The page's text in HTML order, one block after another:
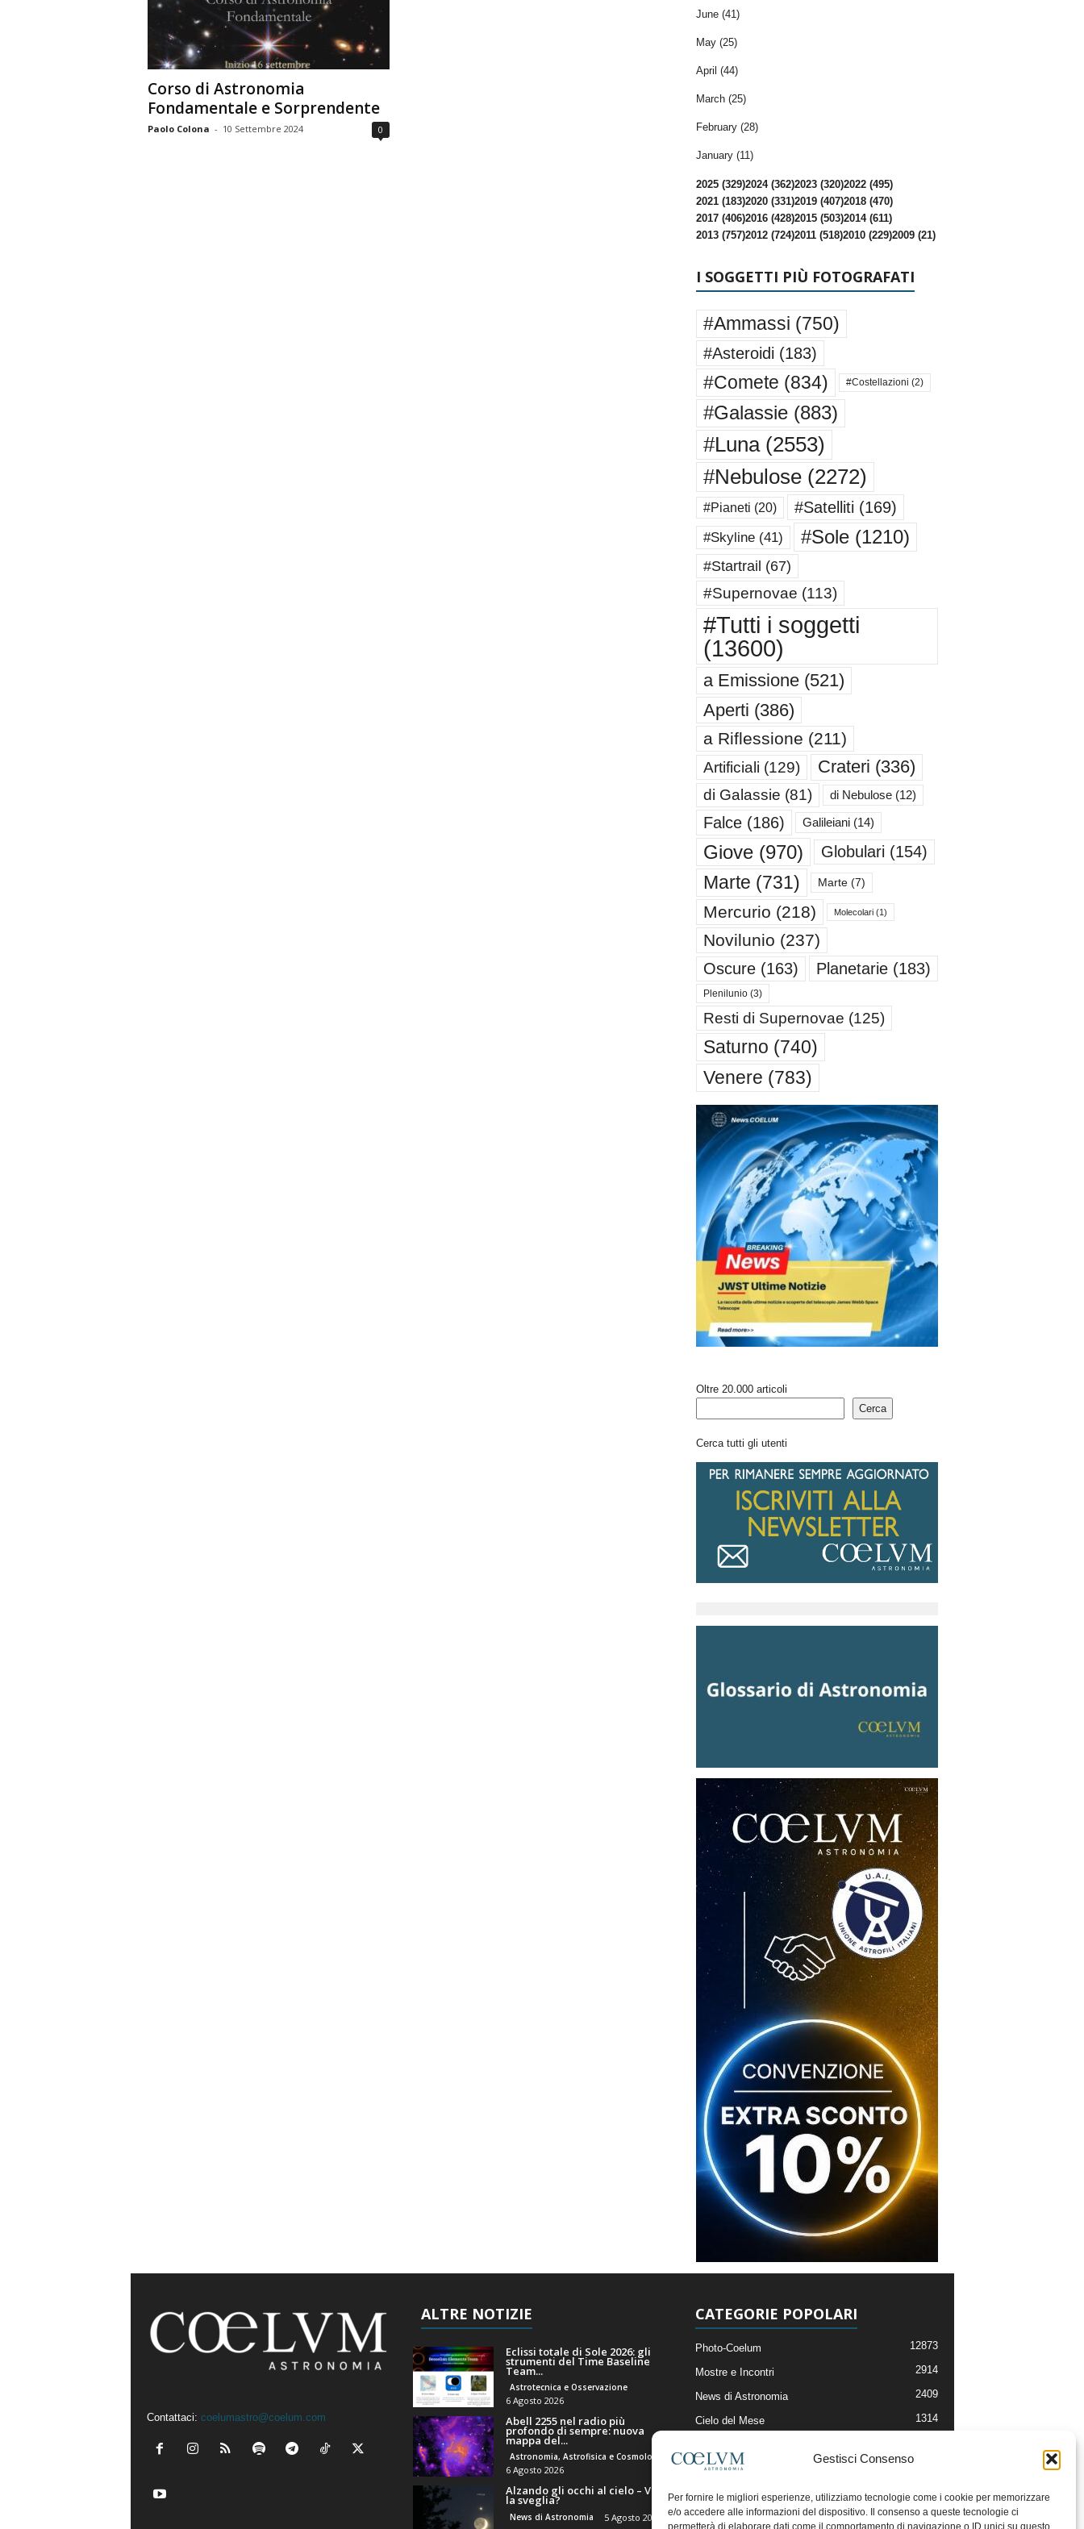
Gestisci Consenso
Per fornire le migliori esperienze, utilizziamo tecnologie come i cookie per memorizzare
e/o accedere alle informazioni del dispositivo. Il consenso a queste tecnologie ci
permetterà di elaborare dati come il comportamento di navigazione o ID unici su questo
n
o
m
i
a
Corso di Astronomia
Fondamentale e Sorprendente
Paolo Colona - 10 Settembre 2024 0
June (41)
May (25)
April (44)
March (25)
February (28)
January (11)
2025 (329)2024 (362)2023 (320)2022 (495)
2021 (183)2020 (331)2019 (407)2018 (470)
2017 (406)2016 (428)2015 (503)2014 (611)
2013 (757)2012 (724)2011 (518)2010 (229)2009 (21)
I SOGGETTI PIÙ FOTOGRAFATI
#Ammassi (750)
#Asteroidi (183)
#Comete (834) #Costellazioni (2)
#Galassie(883)
#Luna(2553)
#Nebulose(2272)
#Pianeti (20) #Satelliti (169)
#Skyline(41) #Sole(1210)
#Startrail (67)
#Supernovae (113)
#Tutti i soggetti
(13600)
a Emissione(521)
Aperti (386)
a Riflessione (211)
Artificiali (129) Crateri (336)
di Galassie (81) di Nebulose(12)
Falce(186) Galileiani(14)
Giove(970) Globulari (154)
Marte (731) Marte(7)
Mercurio (218) Molecolari(1)
Novilunio (237)
Oscure(163) Planetarie(183)
Plenilunio(3)
Resti di Supernovae (125)
Saturno (740)
Venere (783)
Oltre 20.000 articoli
Cerca
Cerca tutti gli utenti
Contattaci: coelumastro@coelum.com
ALTRE NOTIZIE
Eclissi totale di Sole 2026: gli
strumenti del Time Baseline
Team...
Astrotecnica e Osservazione
6 Agosto 2026
Abell 2255 nel radio più
profondo di sempre: nuova
mappa del...
Astronomia, Astrofisica e Cosmologia
6 Agosto 2026
Alzando gli occhi al cielo – Vale
la sveglia?
News di Astronomia 5 Agosto 2026
CATEGORIE POPOLARI
Photo-Coelum 12873
Mostre e Incontri 2914
News di Astronomia 2409
Cielo del Mese 1314
Articoli e Risorse On-Line
Il Blog della Redazione